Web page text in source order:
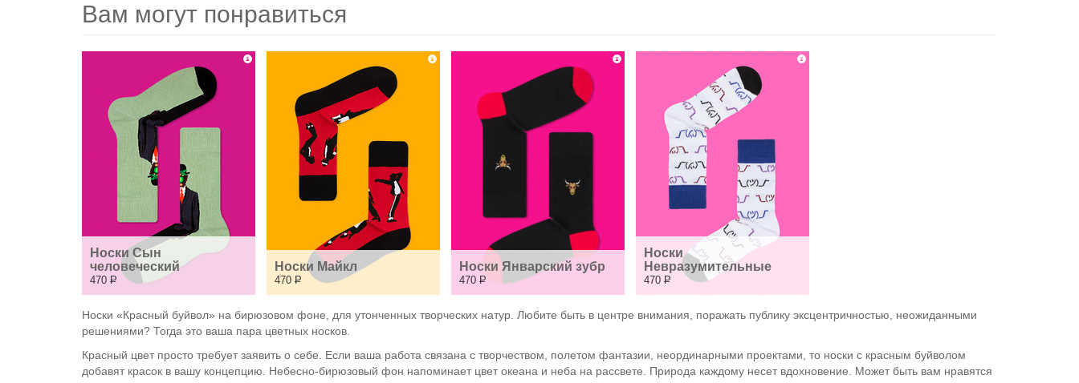
Вам могут понравиться
Носки Сын
человеческий
470 Р
Носки Майкл
470 Р
Носки Январский зубр
470 Р
Носки
Невразумительные
470 Р
Носки «Красный буйвол» на бирюзовом фоне, для утонченных творческих натур. Любите быть в центре внимания, поражать публику эксцентричностью, неожиданными
решениями? Тогда это ваша пара цветных носков.
Красный цвет просто требует заявить о себе. Если ваша работа связана с творчеством, полетом фантазии, неординарными проектами, то носки с красным буйволом
добавят красок в вашу концепцию. Небесно-бирюзовый фон напоминает цвет океана и неба на рассвете. Природа каждому несет вдохновение. Может быть вам нравятся